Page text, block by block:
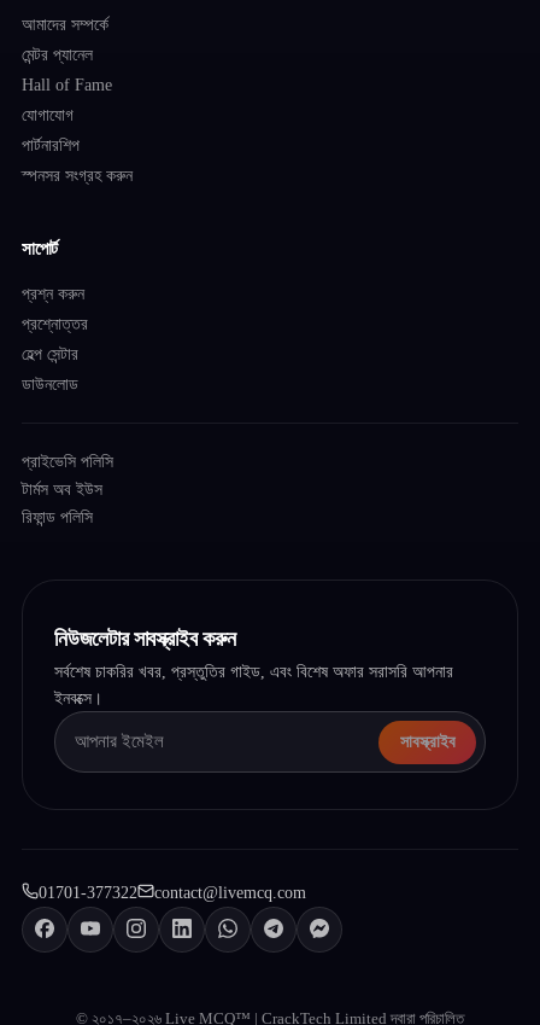
আমাদের সম্পর্কে
মেন্টর প্যানেল
Hall of Fame
যোগাযোগ
পার্টনারশিপ
স্পনসর সংগ্রহ করুন
সাপোর্ট
প্রশ্ন করুন
প্রশ্নোত্তর
হেল্প সেন্টার
ডাউনলোড
প্রাইভেসি পলিসি
টার্মস অব ইউস
রিফান্ড পলিসি
নিউজলেটার সাবস্ক্রাইব করুন
সর্বশেষ চাকরির খবর, প্রস্তুতির গাইড, এবং বিশেষ অফার সরাসরি আপনার
ইনবক্সে।
সাবস্ক্রাইব
01701-377322 contact@livemcq.com
© ২০১৭–২০২৬ Live MCQ™ | CrackTech Limited দ্বারা পরিচালিত